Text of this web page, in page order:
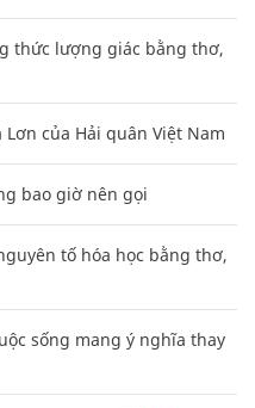
thức lượng giác bằng thơ,
của Hải quân Việt Nam
bao giờ nên gọi
tố hóa học bằng thơ,
sống mang ý nghĩa thay